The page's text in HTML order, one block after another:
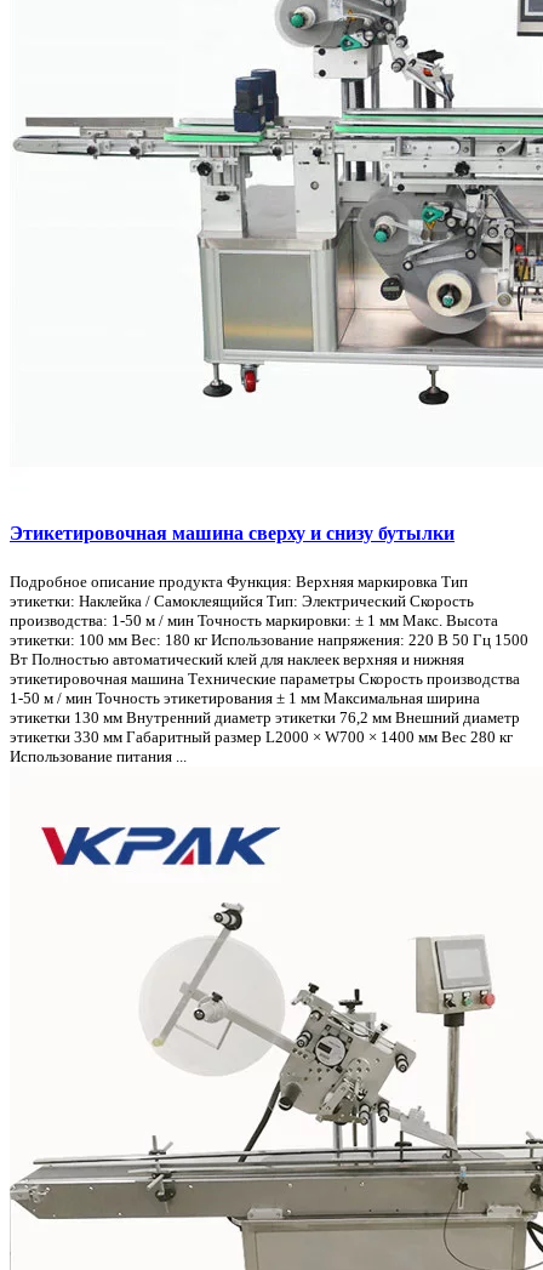
Этикетировочная машина сверху и снизу бутылки
Подробное описание продукта Функция: Верхняя маркировка Тип
этикетки: Наклейка / Самоклеящийся Тип: Электрический Скорость
производства: 1-50 м / мин Точность маркировки: ± 1 мм Макс. Высота
этикетки: 100 мм Вес: 180 кг Использование напряжения: 220 В 50 Гц 1500
Вт Полностью автоматический клей для наклеек верхняя и нижняя
этикетировочная машина Технические параметры Скорость производства
1-50 м / мин Точность этикетирования ± 1 мм Максимальная ширина
этикетки 130 мм Внутренний диаметр этикетки 76,2 мм Внешний диаметр
этикетки 330 мм Габаритный размер L2000 × W700 × 1400 мм Вес 280 кг
Использование питания ...